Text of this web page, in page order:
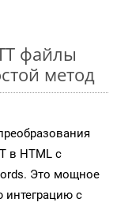
файлы
метод
в HTML с
Это мощное
с